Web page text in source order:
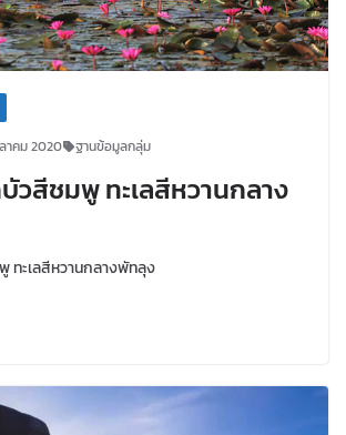
าคม 2020 ฐานข้อมูลกลุ่ม
วสีชมพู ทะเลสีหวานกลาง
ทะเลสีหวานกลางพัทลุง